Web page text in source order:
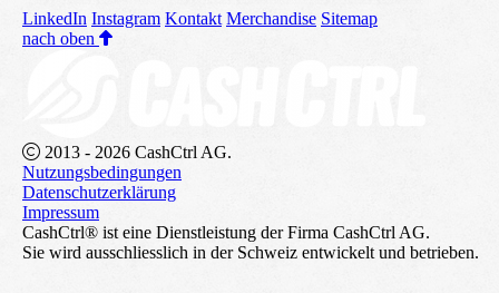
LinkedIn Instagram Kontakt Merchandise Sitemap
nach oben
2013 - 2026 CashCtrl AG.
Nutzungsbedingungen
Datenschutzerklärung
Impressum
CashCtrl® ist eine Dienstleistung der Firma CashCtrl AG.
Sie wird ausschliesslich in der Schweiz entwickelt und betrieben.